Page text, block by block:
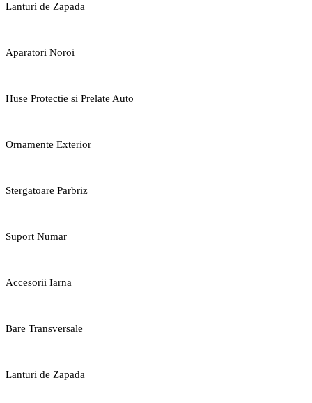
Lanturi de Zapada
Aparatori Noroi
Huse Protectie si Prelate Auto
Ornamente Exterior
Stergatoare Parbriz
Suport Numar
Accesorii Iarna
Bare Transversale
Lanturi de Zapada